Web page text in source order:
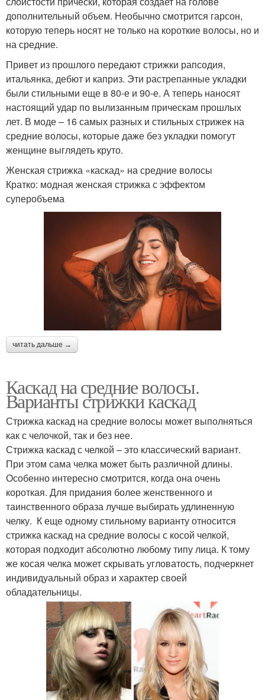
дополнительный объем. Необычно смотрится гарсон,
которую теперь носят не только на короткие волосы, но и
на средние.
Привет из прошлого передают стрижки рапсодия,
итальянка, дебют и каприз. Эти растрепанные укладки
были стильными еще в 80-е и 90-е. А теперь наносят
настоящий удар по вылизанным прическам прошлых
лет. В моде – 16 самых разных и стильных стрижек на
средние волосы, которые даже без укладки помогут
женщине выглядеть круто.
Женская стрижка «каскад» на средние волосы
Кратко: модная женская стрижка с эффектом
суперобъема
читать дальше →
Каскад на средние волосы.
Варианты стрижки каскад
Стрижка каскад на средние волосы может выполняться
как с челочкой, так и без нее.
Стрижка каскад с челкой – это классический вариант.
При этом сама челка может быть различной длины.
Особенно интересно смотрится, когда она очень
короткая. Для придания более женственного и
таинственного образа лучше выбирать удлиненную
челку. К еще одному стильному варианту относится
стрижка каскад на средние волосы с косой челкой,
которая подходит абсолютно любому типу лица. К тому
же косая челка может скрывать угловатость, подчеркнет
индивидуальный образ и характер своей
обладательницы.